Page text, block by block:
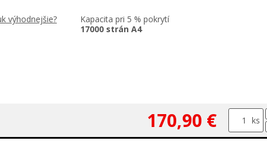
výhodnejšie?
Kapacita pri 5 % pokrytí
17000 strán A4
170,90 € ks